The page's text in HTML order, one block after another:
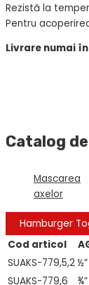
Rezistă la
Pentru
Livrare numai
Catalog
Mascarea
axelor
Hamburger
Cod articol
SUAKS-779,5,2 ½”
SUAKS-779,6
¾”